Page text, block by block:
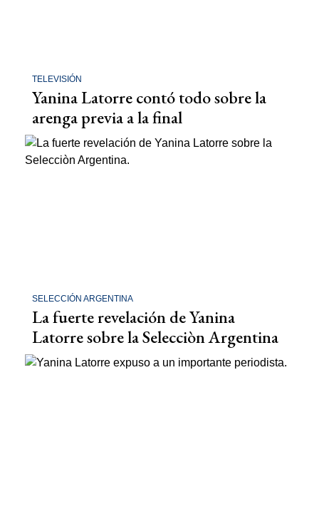
TELEVISIÓN
Yanina Latorre contó todo sobre la
arenga previa a la final
SELECCIÓN ARGENTINA
La fuerte revelación de Yanina
Latorre sobre la Selecciòn Argentina